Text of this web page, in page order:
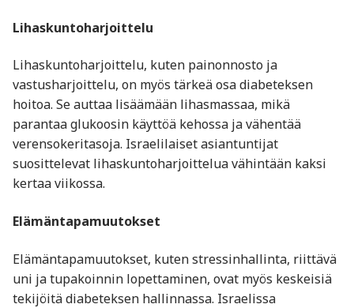
Lihaskuntoharjoittelu
Lihaskuntoharjoittelu, kuten painonnosto ja
vastusharjoittelu, on myös tärkeä osa diabeteksen
hoitoa. Se auttaa lisäämään lihasmassaa, mikä
parantaa glukoosin käyttöä kehossa ja vähentää
verensokeritasoja. Israelilaiset asiantuntijat
suosittelevat lihaskuntoharjoittelua vähintään kaksi
kertaa viikossa.
Elämäntapamuutokset
Elämäntapamuutokset, kuten stressinhallinta, riittävä
uni ja tupakoinnin lopettaminen, ovat myös keskeisiä
tekijöitä diabeteksen hallinnassa. Israelissa